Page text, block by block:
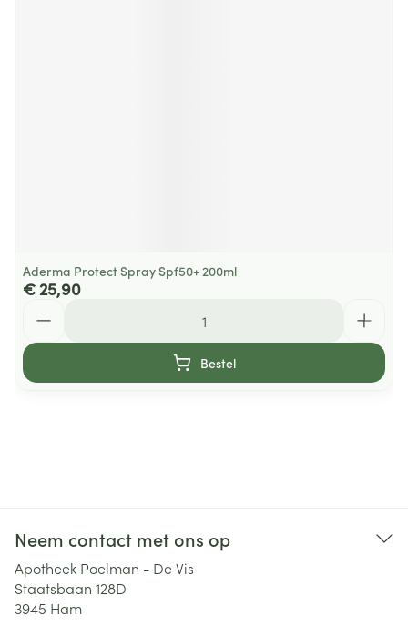
Aderma Protect Spray Spf50+ 200ml
€ 25,90
Bestel
Neem contact met ons op
Apotheek Poelman - De Vis
Staatsbaan 128D
3945 Ham